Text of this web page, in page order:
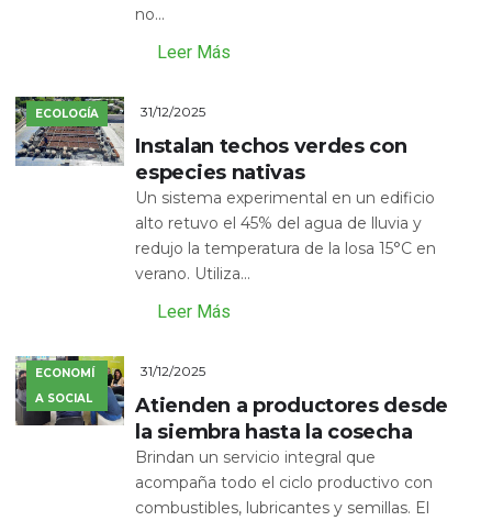
no...
Leer Más
ECOLOGÍA 31/12/2025
Instalan techos verdes con
especies nativas
Un sistema experimental en un edificio
alto retuvo el 45% del agua de lluvia y
redujo la temperatura de la losa 15°C en
verano. Utiliza...
Leer Más
ECONOMÍ
A SOCIAL
31/12/2025
Atienden a productores desde
la siembra hasta la cosecha
Brindan un servicio integral que
acompaña todo el ciclo productivo con
combustibles, lubricantes y semillas. El